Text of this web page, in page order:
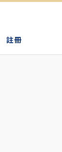
註冊